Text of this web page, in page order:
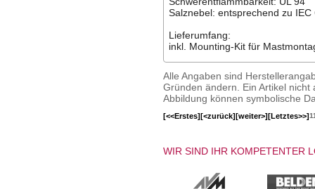
Salznebel: entsprechend zu IEC
Lieferumfang:
inkl. Mounting-Kit für
Alle Angaben sind
Gründen ändern. Ein Artikel
Abbildung können symbolische
[<<Erstes][<zurück][weiter>][Letztes>>]
WIR SIND IHR KOMPETENTER